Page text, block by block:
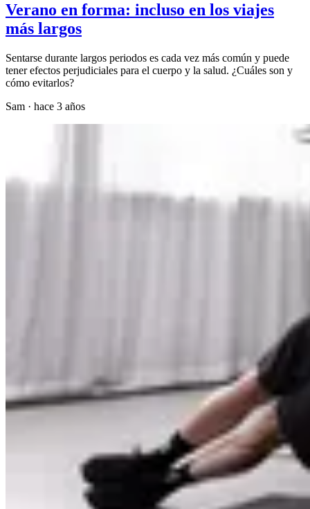
Verano en forma: incluso en los viajes
más largos
Sentarse durante largos periodos es cada vez más común y puede
tener efectos perjudiciales para el cuerpo y la salud. ¿Cuáles son y
cómo evitarlos?
Sam · hace 3 años